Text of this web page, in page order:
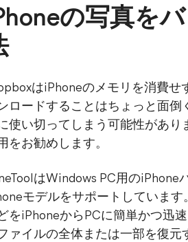
の写真を
はiPhoneのメモリを消費せ
ロードすることはちょっと面
使い切ってしまう可能性があり
をお勧めします。
はWindows PC用のiPhone
モデルをサポートしていま
をiPhoneからPCに簡単かつ迅
ァイルの全体または一部を復元